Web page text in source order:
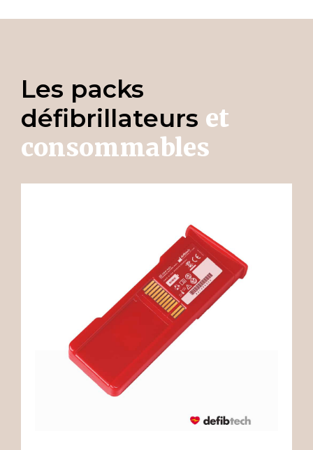
Les packs
défibrillateurs et
consommables